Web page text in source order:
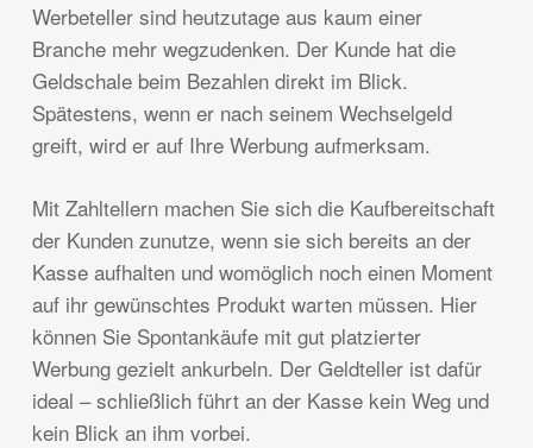
Werbeteller sind heutzutage aus kaum einer
Branche mehr wegzudenken. Der Kunde hat die
Geldschale beim Bezahlen direkt im Blick.
Spätestens, wenn er nach seinem Wechselgeld
greift, wird er auf Ihre Werbung aufmerksam.
Mit Zahltellern machen Sie sich die Kaufbereitschaft
der Kunden zunutze, wenn sie sich bereits an der
Kasse aufhalten und womöglich noch einen Moment
auf ihr gewünschtes Produkt warten müssen. Hier
können Sie Spontankäufe mit gut platzierter
Werbung gezielt ankurbeln. Der Geldteller ist dafür
ideal – schließlich führt an der Kasse kein Weg und
kein Blick an ihm vorbei.